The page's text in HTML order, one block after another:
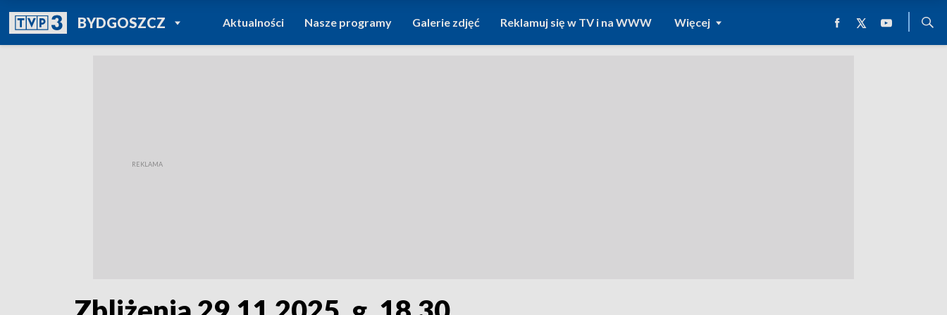
BYDGOSZCZPOWRÓT DO
TVP REGIONY
Aktualności Nasze programy Galerie zdjęć Reklamuj się w TV i na WWW Więcej